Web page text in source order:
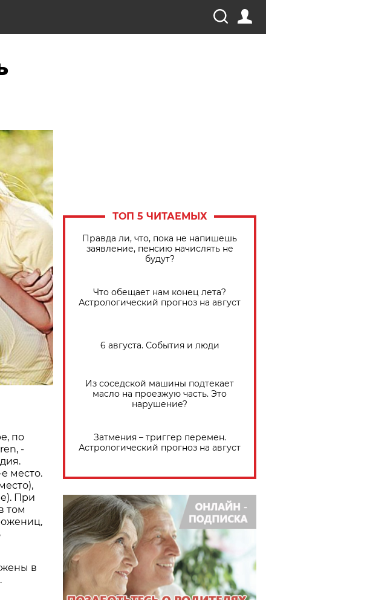
по
-
место.
При
том
в
ТОП 5 ЧИТАЕМЫХ
Правда ли, что, пока не напишешь
заявление, пенсию начислять не
будут?
​Что обещает нам конец лета?
Астрологический прогноз на август
6 августа. События и люди
Из соседской машины подтекает
масло на проезжую часть. Это
нарушение?
Затмения – триггер перемен.
Астрологический прогноз на август